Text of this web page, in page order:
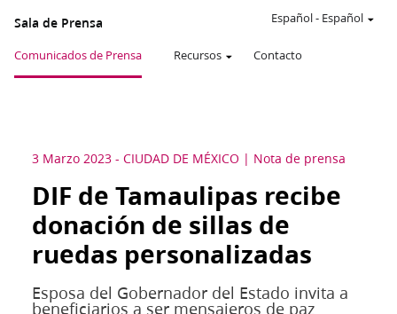
Sala de Prensa
Comunicados de Prensa Recursos Contacto
Español- Español
3 Marzo 2023 - CIUDAD DE MÉXICO Nota de prensa
DIF de Tamaulipas recibe
donación de sillas de
ruedas personalizadas
Esposa del Gobernador del Estado invita a
beneficiarios a ser mensajeros de paz